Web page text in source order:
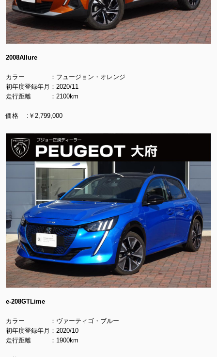
2008Allure
カラー ：フュージョン・オレンジ
初年度登録年月：2020/11
走行距離 ：2100km
価格 :￥2,799,000
e-208GTLime
カラー ：ヴァーティゴ・ブルー
初年度登録年月：2020/10
走行距離 ：1900km